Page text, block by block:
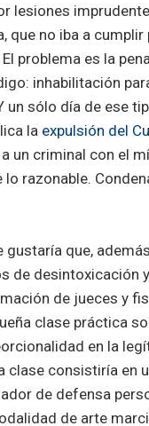
lesiones
que no iba a cumplir
problema es la
inhabilitación
un sólo día de ese
la expulsión del
un criminal con el
lo razonable.
gustaría que,
de desintoxicación
de jueces y
clase práctica
en la
clase consistiría en
de defensa
de arte